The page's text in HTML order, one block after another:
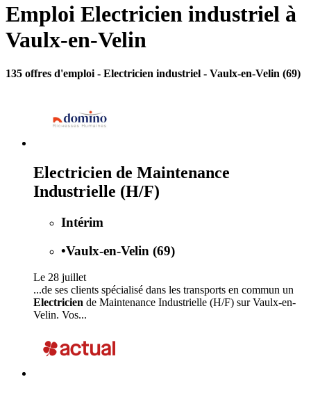
Emploi Electricien industriel à
Vaulx-en-Velin
135 offres d'emploi - Electricien industriel - Vaulx-en-Velin (69)
Electricien de Maintenance
Industrielle (H/F)
Intérim
•Vaulx-en-Velin (69)
Le 28 juillet
...de ses clients spécialisé dans les transports en commun un
Electricien de Maintenance Industrielle (H/F) sur Vaulx-en-
Velin. Vos...